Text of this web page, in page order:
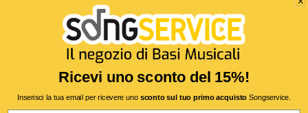
Interprete Originale:Pino Daniele
Cantautori Italiani
P.Daniele
4 Min 31 Sec
Segnatura:4/4
Ricevi uno sconto del 15%!
Inserisci la tua email per ricevere uno sconto sul tuo primo acquistoSongservice.